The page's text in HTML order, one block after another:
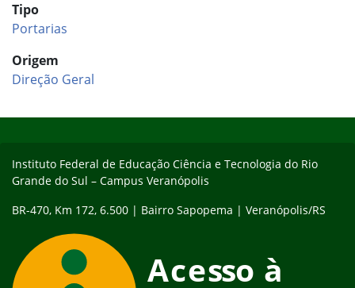
Tipo
Portarias
Origem
Direção Geral
Instituto Federal de Educação Ciência e Tecnologia do Rio
Grande do Sul – Campus Veranópolis
BR-470, Km 172, 6.500 | Bairro Sapopema | Veranópolis/RS